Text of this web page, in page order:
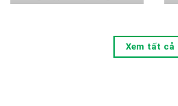
Xem tất cả